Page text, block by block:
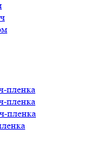
пленка
пленка
пленка